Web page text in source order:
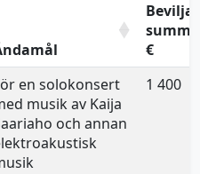
summa
€
en solokonsert
musik av Kaija
och annan
1 400